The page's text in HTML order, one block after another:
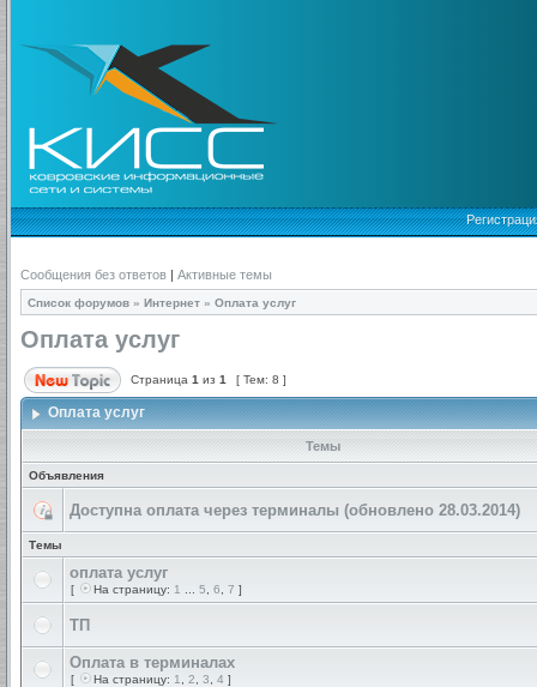
Сообщения без ответов | Активные темы
Список форумов » Интернет » Оплата услуг
Оплата услуг
Страница 1 из 1 [ Тем: 8 ]
Оплата услуг
Темы
Объявления
Доступна оплата через терминалы (обновлено 28.03.2014)
Темы
оплата услуг
[ На страницу: 1 5 6 7 ]
ТП
Оплата в терминалах
[ На страницу: 1 2 3 4 ]